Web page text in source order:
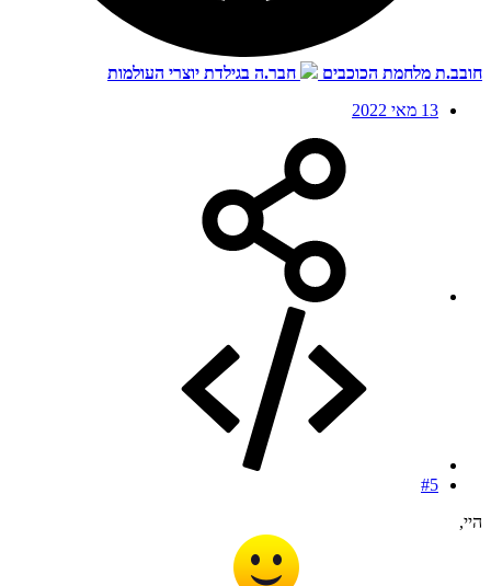
חובב.ת מלחמת הכוכבים
חבר.ה בגילדת יוצרי העולמות
13 מאי 2022
#5
היי,